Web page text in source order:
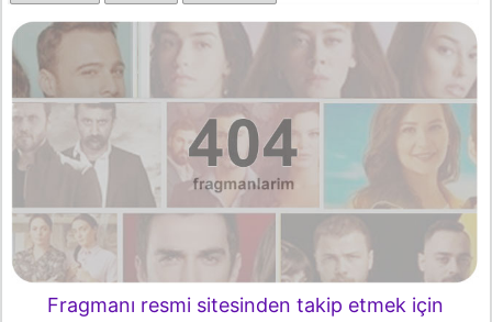
Fragmanı resmi sitesinden takip etmek için